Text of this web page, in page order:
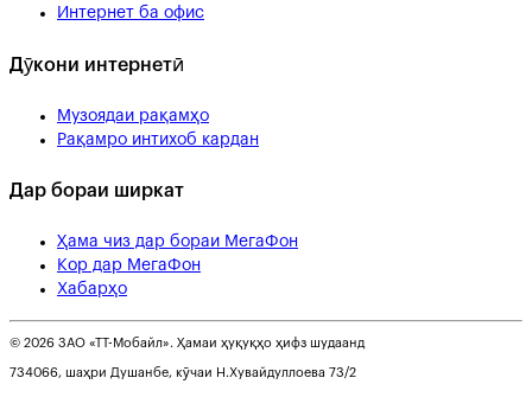
Интернет ба офис
Дӯкони интернетӣ
Музоядаи рақамҳо
Рақамро интихоб кардан
Дар бораи ширкат
Ҳама чиз дар бораи МегаФон
Кор дар МегаФон
Хабарҳо
© 2026 ЗАО «ТТ-Мобайл». Ҳамаи ҳуқуқҳо ҳифз шудаанд
734066, шаҳри Душанбе, кӯчаи Н.Хувайдуллоева 73/2